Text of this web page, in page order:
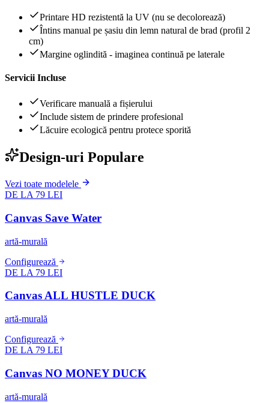
Printare HD rezistentă la UV (nu se decolorează)
Întins manual pe șasiu din lemn natural de brad (profil 2
cm)
Margine oglindită - imaginea continuă pe laterale
Servicii Incluse
Verificare manuală a fișierului
Include sistem de prindere profesional
Lăcuire ecologică pentru protece sporită
Design-uri Populare
Vezi toate modelele
DE LA 79 LEI
Canvas Save Water
artă-murală
Configurează
DE LA 79 LEI
Canvas ALL HUSTLE DUCK
artă-murală
Configurează
DE LA 79 LEI
Canvas NO MONEY DUCK
artă-murală